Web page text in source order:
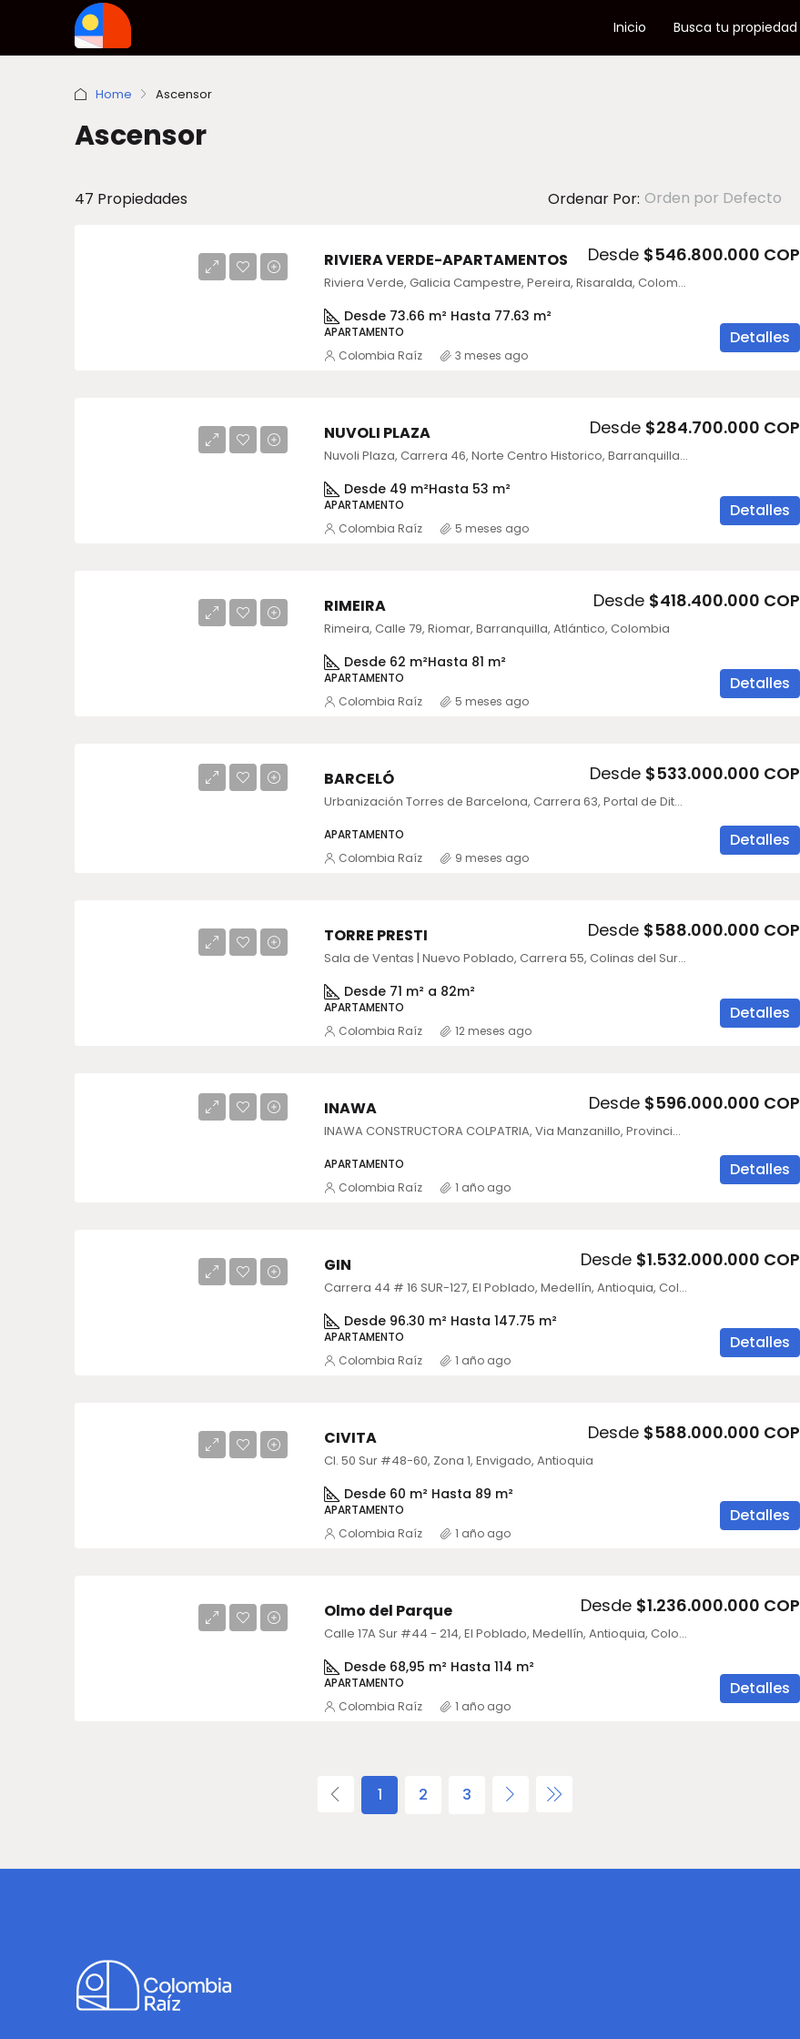
Inicio Busca tu propiedad
Home Ascensor
Ascensor
47 Propiedades Ordenar Por: Orden por Defecto
RIVIERA VERDE-APARTAMENTOS Desde $546.800.000 COP
Riviera Verde, Galicia Campestre, Pereira, Risaralda, Colombia
Desde 73.66 m² Hasta 77.63 m²
APARTAMENTO Detalles
Colombia Raíz 3 meses ago
NUVOLI PLAZA Desde $284.700.000 COP
Nuvoli Plaza, Carrera 46, Norte Centro Historico, Barranquilla, Atlántico, Colombia
Desde 49 m²Hasta 53 m²
APARTAMENTO Detalles
Colombia Raíz 5 meses ago
RIMEIRA Desde $418.400.000 COP
Rimeira, Calle 79, Riomar, Barranquilla, Atlántico, Colombia
Desde 62 m²Hasta 81 m²
APARTAMENTO Detalles
Colombia Raíz 5 meses ago
BARCELÓ Desde $533.000.000 COP
Urbanización Torres de Barcelona, Carrera 63, Portal de Ditaires, Itagüi, Antioquia, Colombia
APARTAMENTO Detalles
Colombia Raíz 9 meses ago
TORRE PRESTI Desde $588.000.000 COP
Sala de Ventas | Nuevo Poblado, Carrera 55, Colinas del Sur, Medellín, Antioquia, Colombia
Desde 71 m² a 82m²
APARTAMENTO Detalles
Colombia Raíz 12 meses ago
INAWA Desde $596.000.000 COP
INAWA CONSTRUCTORA COLPATRIA, Via Manzanillo, Provincia de Cartagena, Bolívar, Colombia
APARTAMENTO Detalles
Colombia Raíz 1 año ago
GIN Desde $1.532.000.000 COP
Carrera 44 # 16 SUR-127, El Poblado, Medellín, Antioquia, Colombia
Desde 96.30 m² Hasta 147.75 m²
APARTAMENTO Detalles
Colombia Raíz 1 año ago
CIVITA Desde $588.000.000 COP
Cl. 50 Sur #48-60, Zona 1, Envigado, Antioquia
Desde 60 m² Hasta 89 m²
APARTAMENTO Detalles
Colombia Raíz 1 año ago
Olmo del Parque Desde $1.236.000.000 COP
Calle 17A Sur #44 - 214, El Poblado, Medellín, Antioquia, Colombia
Desde 68,95 m² Hasta 114 m²
APARTAMENTO Detalles
Colombia Raíz 1 año ago
1 2 3